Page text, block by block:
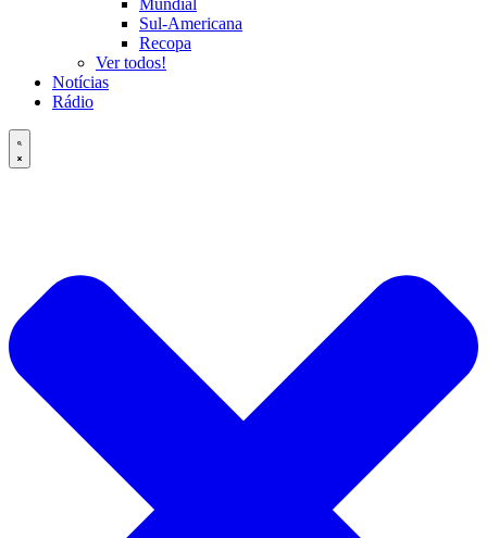
Sul-Americana
Recopa
Ver todos!
Notícias
Rádio